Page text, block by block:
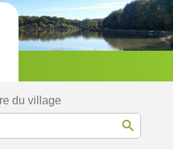
du village
Search Button